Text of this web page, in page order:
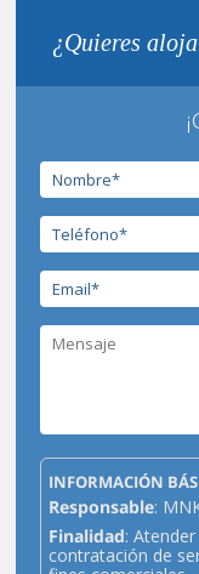
¿Quieres
INFORMACIÓN
Responsable:
Finalidad:
contratación de